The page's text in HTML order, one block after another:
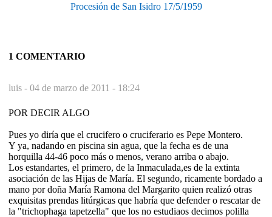
Procesión de San Isidro 17/5/1959
1 COMENTARIO
luis - 04 de marzo de 2011 - 18:24
POR DECIR ALGO
Pues yo diría que el crucifero o cruciferario es Pepe Montero.
Y ya, nadando en piscina sin agua, que la fecha es de una
horquilla 44-46 poco más o menos, verano arriba o abajo.
Los estandartes, el primero, de la Inmaculada,es de la extinta
asociación de las Hijas de María. El segundo, ricamente bordado a
mano por doña María Ramona del Margarito quien realizó otras
exquisitas prendas litúrgicas que habría que defender o rescatar de
la "trichophaga tapetzella" que los no estudiaos decimos polilla